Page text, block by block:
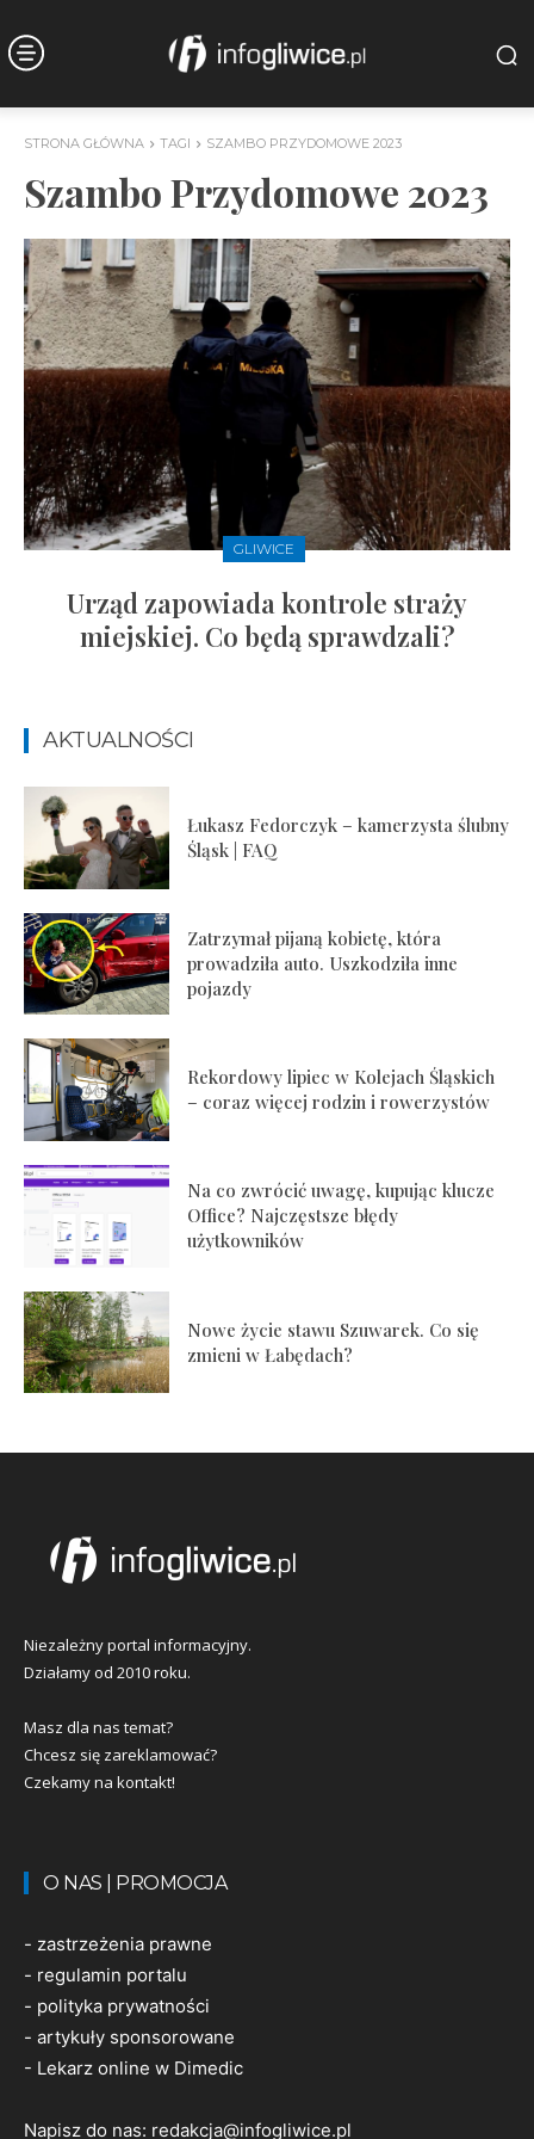
STRONA GŁÓWNA TAGI SZAMBO PRZYDOMOWE 2023
Szambo Przydomowe 2023
GLIWICE
Urząd zapowiada kontrole straży
miejskiej. Co będą sprawdzali?
AKTUALNOŚCI
Łukasz Fedorczyk – kamerzysta ślubny
Śląsk | FAQ
Zatrzymał pijaną kobietę, która
prowadziła auto. Uszkodziła inne
pojazdy
Rekordowy lipiec w Kolejach Śląskich
– coraz więcej rodzin i rowerzystów
Na co zwrócić uwagę, kupując klucze
Office? Najczęstsze błędy
użytkowników
Nowe życie stawu Szuwarek. Co się
zmieni w Łabędach?
Niezależny portal informacyjny.
Działamy od 2010 roku.
Masz dla nas temat?
Chcesz się zareklamować?
Czekamy na kontakt!
O NAS | PROMOCJA
- zastrzeżenia prawne
- regulamin portalu
- polityka prywatności
- artykuły sponsorowane
- Lekarz online w Dimedic
Napisz do nas: redakcja@infogliwice.pl